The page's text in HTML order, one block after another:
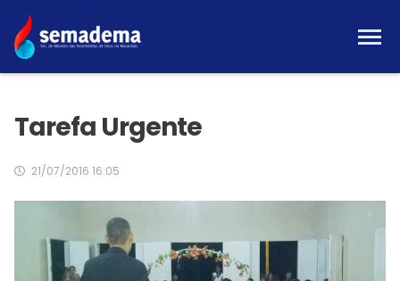
Tarefa Urgente
21/07/2016 16:05